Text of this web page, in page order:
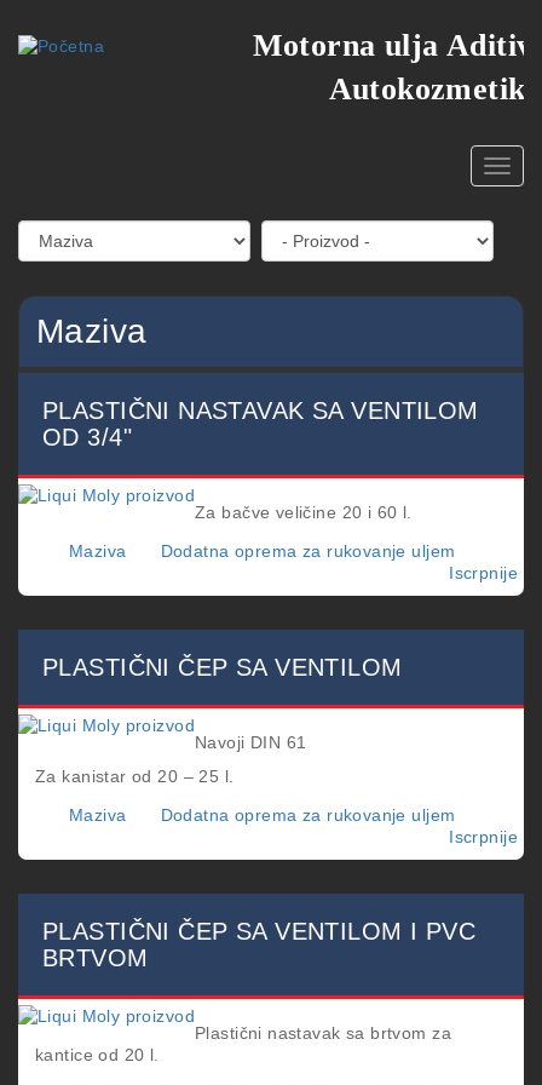
Skoči
na
Motorna ulja Aditivi
Autokozmetika
Maziva
PLASTIČNI NASTAVAK SA VENTILOM
OD 3/4"
Za bačve veličine 20 i 60 l.
Maziva
Dodatna oprema za rukovanje uljem
Iscrpnije
3/
PLASTIČNI ČEP SA VENTILOM
Navoji DIN 61
Za kanistar od 20 – 25 l.
Maziva
Dodatna oprema za rukovanje uljem
Iscrpnije
PLASTIČNI ČEP SA VENTILOM I PVC
BRTVOM
Plastični nastavak sa brtvom za
kantice od 20 l.